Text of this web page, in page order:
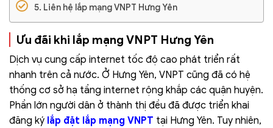
Liên hệ lắp mạng VNPT Hưng Yên
Ưu đãi khi lắp mạng VNPT Hưng Yên
Dịch vụ cung cấp internet tốc độ cao phát triển rất
nhanh trên cả nước. Ở Hưng Yên, VNPT cũng đã có hệ
thống cơ sở hạ tầng internet rộng khắp các quận huyện.
Phần lớn người dân ở thành thị đều đã được triển khai
đăng ký lắp đặt lắp mạng VNPT tại Hưng Yên. Tuy nhiên,